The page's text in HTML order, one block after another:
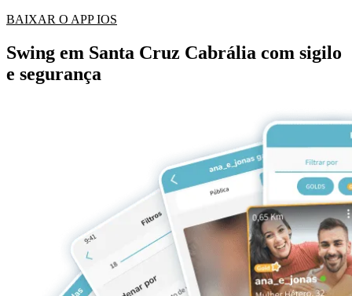
BAIXAR O APP IOS
Swing em Santa Cruz Cabrália com sigilo
e segurança